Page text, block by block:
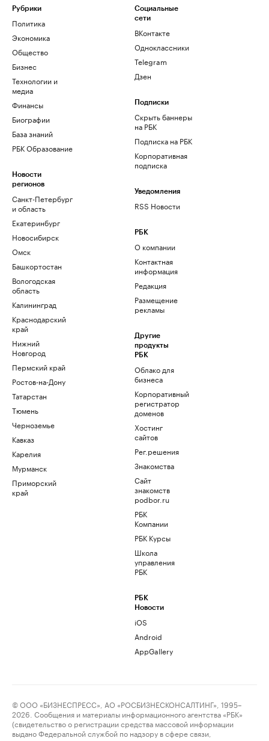
Рубрики
Политика
Экономика
Общество
Бизнес
Технологии и
медиа
Финансы
Биографии
База знаний
РБК Образование
Новости
регионов
Санкт-Петербург
и область
Екатеринбург
Новосибирск
Омск
Башкортостан
Вологодская
область
Калининград
Краснодарский
край
Нижний
Новгород
Пермский край
Ростов-на-Дону
Татарстан
Тюмень
Черноземье
Кавказ
Карелия
Мурманск
Приморский
край
Социальные
сети
ВКонтакте
Одноклассники
Telegram
Дзен
Подписки
Скрыть баннеры
на РБК
Подписка на РБК
Корпоративная
подписка
Уведомления
RSS Новости
РБК
О компании
Контактная
информация
Редакция
Размещение
рекламы
Другие
продукты
РБК
Облако для
бизнеса
Корпоративный
регистратор
доменов
Хостинг
сайтов
Рег.решения
Знакомства
Сайт
знакомств
podbor.ru
РБК
Компании
РБК Курсы
Школа
управления
РБК
РБК
Новости
iOS
Android
AppGallery
© ООО «БИЗНЕСПРЕСС», АО «РОСБИЗНЕСКОНСАЛТИНГ», 1995–
2026. Сообщения и материалы информационного агентства «РБК»
(свидетельство о регистрации средства массовой информации
выдано Федеральной службой по надзору в сфере связи,